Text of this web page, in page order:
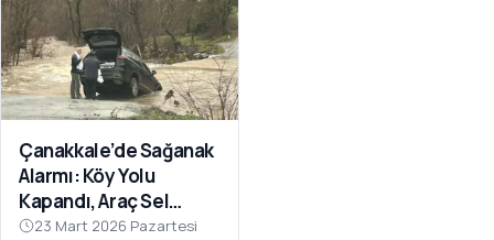
Çanakkale’de Sağanak
Alarmı: Köy Yolu
Kapandı, Araç Sel
Sularına Kapıldı
23 Mart 2026 Pazartesi